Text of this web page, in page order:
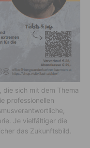
die sich mit dem Thema
professionellen
Je vielfältiger die
das Zukunftsbild.